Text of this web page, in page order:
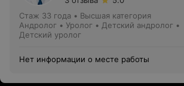
Стаж 33 года • Высшая категория
Андролог • Уролог • Детский андролог •
Детский уролог
Нет информации о месте работы